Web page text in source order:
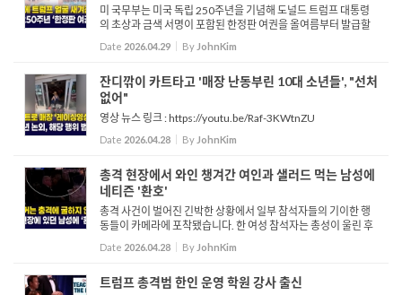
미 국무부는 미국 독립 250주년을 기념해 도널드 트럼프 대통령
의 초상과 금색 서명이 포함된 한정판 여권을 올여름부터 발급할
예정이라고 밝혔습니다. 워싱턴 여권 발급기관에서 직접 갱신하
는 경우 새 디자인이 기본으로 제공되며, 온라인이나 다른 지역
Date 2026.04.29 By JohnKim
잔디깎이 카트타고 '매장 난동부린 10대 소년들', "선처
없어"
영상 뉴스 링크 : https://youtu.be/Raf-3KWtnZU
Date 2026.04.28 By JohnKim
총격 현장에서 와인 챙겨간 여인과 샐러드 먹는 남성에
네티즌 '환호'
총격 사건이 벌어진 긴박한 상황에서 일부 참석자들의 기이한 행
동들이 카메라에 포착됐습니다. 한 여성 참석자는 총성이 울린 후
아수라장이 된 가운데 태연하게 와인을 챙기는 모습이 보입니다.
해당 여성의 신원은 아직 파악되지 않았으며 온라인에서는 이 ...
Date 2026.04.28 By JohnKim
트럼프 총격범 한인 운영 학원 강사 출신